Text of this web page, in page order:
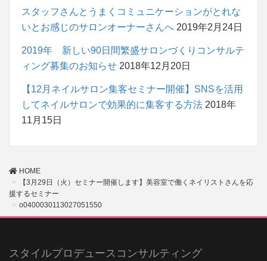
スタッフさんとうまくコミュニケーションがとれな
いとお感じのサロンオーナーさんへ 2019年2月24日
2019年 新しい90日間繁盛サロンづくりコンサルテ
ィング募集のお知らせ 2018年12月20日
【12月ネイルサロン集客セミナー開催】SNSを活用
してネイルサロンで効果的に集客する方法 2018年
11月15日
HOME
【3月29日（火）セミナー開催します】美容室で働くネイリストさんを応
援するセミナー
o0400030113027051550
スタイルプロデュースコンサルティング